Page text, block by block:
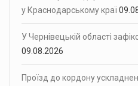
у Краснодарському краї
У Чернівецькій області
09.08.2026
Проїзд до кордону